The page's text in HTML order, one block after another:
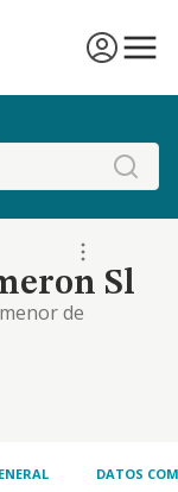
Sl
de
ferreteria, y
DATOS